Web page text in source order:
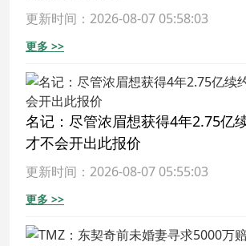
更新时间：2026-08-07 05:58:03
更多 >>
名记：尽管浓眉想获得4年2.75亿
才不会开出此报价
更新时间：2026-08-07 05:55:03
更多 >>